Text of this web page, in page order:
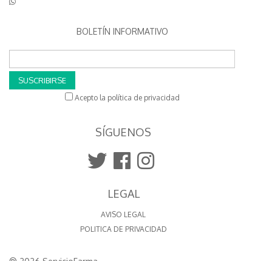
BOLETÍN INFORMATIVO
SUSCRIBIRSE
Acepto la política de privacidad
SÍGUENOS
LEGAL
AVISO LEGAL
POLITICA DE PRIVACIDAD